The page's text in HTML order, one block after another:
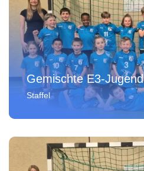
Gemischte E3-Jugend
Staffel